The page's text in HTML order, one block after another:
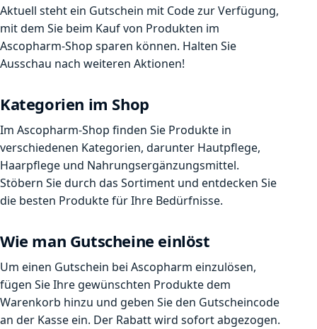
Aktuell steht ein Gutschein mit Code zur Verfügung,
mit dem Sie beim Kauf von Produkten im
Ascopharm-Shop sparen können. Halten Sie
Ausschau nach weiteren Aktionen!
Kategorien im Shop
Im Ascopharm-Shop finden Sie Produkte in
verschiedenen Kategorien, darunter Hautpflege,
Haarpflege und Nahrungsergänzungsmittel.
Stöbern Sie durch das Sortiment und entdecken Sie
die besten Produkte für Ihre Bedürfnisse.
Wie man Gutscheine einlöst
Um einen Gutschein bei Ascopharm einzulösen,
fügen Sie Ihre gewünschten Produkte dem
Warenkorb hinzu und geben Sie den Gutscheincode
an der Kasse ein. Der Rabatt wird sofort abgezogen.